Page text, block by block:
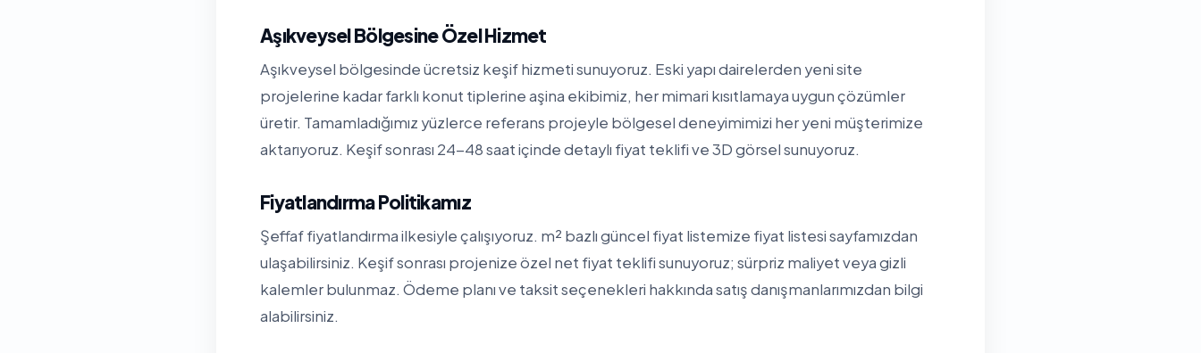
Aşıkveysel Bölgesine Özel Hizmet
Aşıkveysel bölgesinde ücretsiz keşif hizmeti sunuyoruz. Eski yapı dairelerden yeni site
projelerine kadar farklı konut tiplerine aşina ekibimiz, her mimari kısıtlamaya uygun çözümler
üretir. Tamamladığımız yüzlerce referans projeyle bölgesel deneyimimizi her yeni müşterimize
aktarıyoruz. Keşif sonrası 24-48 saat içinde detaylı fiyat teklifi ve 3D görsel sunuyoruz.
Fiyatlandırma Politikamız
Şeffaf fiyatlandırma ilkesiyle çalışıyoruz. m² bazlı güncel fiyat listemize fiyat listesi sayfamızdan
ulaşabilirsiniz. Keşif sonrası projenize özel net fiyat teklifi sunuyoruz; sürpriz maliyet veya gizli
kalemler bulunmaz. Ödeme planı ve taksit seçenekleri hakkında satış danışmanlarımızdan bilgi
alabilirsiniz.